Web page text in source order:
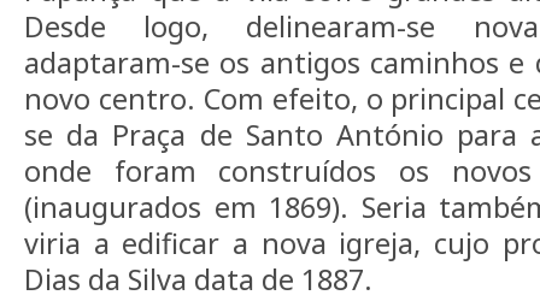
Desde logo, delinearam-se
adaptaram-se os antigos caminhos
novo centro. Com efeito, o principal
se da Praça de Santo António para
onde foram construídos os
(inaugurados em 1869). Seria
viria a edificar a nova igreja, cujo
Dias da Silva data de 1887.